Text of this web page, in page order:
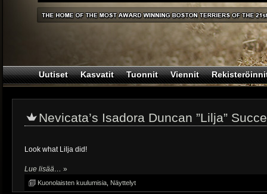
Uutiset Kasvatit Tuonnit Viennit
Nevicata’s Isadora Duncan ”Lilja”
Look what Lilja did!
Lue lisää… »
Kuonolaisten kuulumisia Näyttelyt